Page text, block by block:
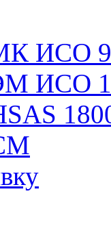
ИСО
ИСО